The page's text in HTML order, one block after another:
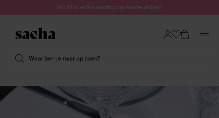
Doorgaan naar artikelNu 10% extra korting op ronde prijzen
Waar ben je naar op zoek?